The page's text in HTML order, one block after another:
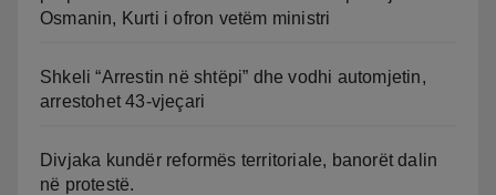
Osmanin, Kurti i ofron vetëm ministri
Shkeli “Arrestin në shtëpi” dhe vodhi automjetin,
arrestohet 43-vjeçari
Divjaka kundër reformës territoriale, banorët dalin
në protestë.